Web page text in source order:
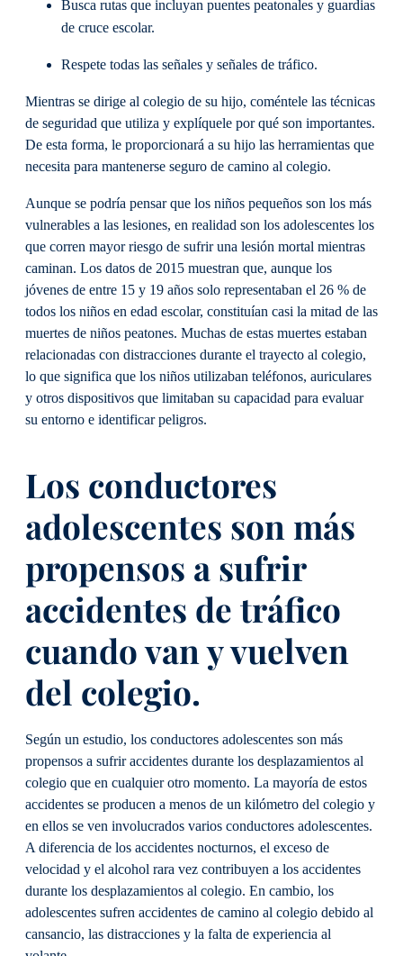
Busca rutas que incluyan puentes peatonales y guardias
de cruce escolar.
Respete todas las señales y señales de tráfico.
Mientras se dirige al colegio de su hijo, coméntele las técnicas
de seguridad que utiliza y explíquele por qué son importantes.
De esta forma, le proporcionará a su hijo las herramientas que
necesita para mantenerse seguro de camino al colegio.
Aunque se podría pensar que los niños pequeños son los más
vulnerables a las lesiones, en realidad son los adolescentes los
que corren mayor riesgo de sufrir una lesión mortal mientras
caminan. Los datos de 2015 muestran que, aunque los
jóvenes de entre 15 y 19 años solo representaban el 26 % de
todos los niños en edad escolar, constituían casi la mitad de las
muertes de niños peatones. Muchas de estas muertes estaban
relacionadas con distracciones durante el trayecto al colegio,
lo que significa que los niños utilizaban teléfonos, auriculares
y otros dispositivos que limitaban su capacidad para evaluar
su entorno e identificar peligros.
Los conductores
adolescentes son más
propensos a sufrir
accidentes de tráfico
cuando van y vuelven
del colegio.
Según un estudio, los conductores adolescentes son más
propensos a sufrir accidentes durante los desplazamientos al
colegio que en cualquier otro momento. La mayoría de estos
accidentes se producen a menos de un kilómetro del colegio y
en ellos se ven involucrados varios conductores adolescentes.
A diferencia de los accidentes nocturnos, el exceso de
velocidad y el alcohol rara vez contribuyen a los accidentes
durante los desplazamientos al colegio. En cambio, los
adolescentes sufren accidentes de camino al colegio debido al
cansancio, las distracciones y la falta de experiencia al